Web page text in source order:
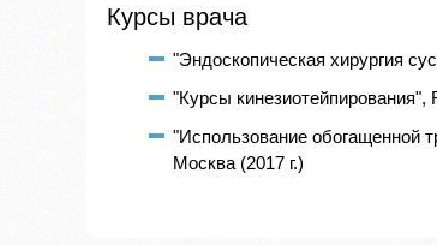
Курсы врача
"Эндоскопическая хирургия
"Курсы кинезиотейпирования",
"Использование обогащенной
Москва (2017 г.)